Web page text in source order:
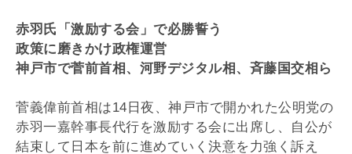
赤羽氏「激励する会」で必勝誓う
政策に磨きかけ政権運営
神戸市で菅前首相、河野デジタル相、斉藤国交相ら
菅義偉前首相は14日夜、神戸市で開かれた公明党の
赤羽一嘉幹事長代行を激励する会に出席し、自公が
結束して日本を前に進めていく決意を力強く訴え